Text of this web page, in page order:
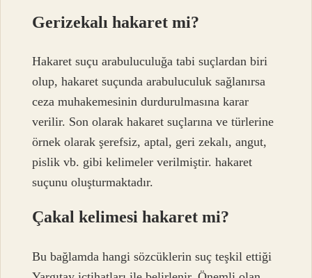
Gerizekalı hakaret mi?
Hakaret suçu arabuluculuğa tabi suçlardan biri
olup, hakaret suçunda arabuluculuk sağlanırsa
ceza muhakemesinin durdurulmasına karar
verilir. Son olarak hakaret suçlarına ve türlerine
örnek olarak şerefsiz, aptal, geri zekalı, angut,
pislik vb. gibi kelimeler verilmiştir. hakaret
suçunu oluşturmaktadır.
Çakal kelimesi hakaret mi?
Bu bağlamda hangi sözcüklerin suç teşkil ettiği